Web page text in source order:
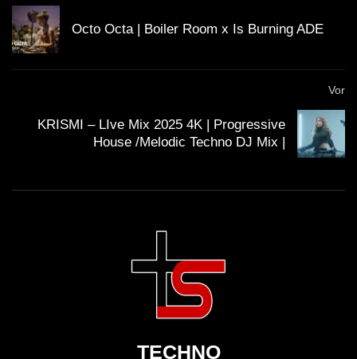
Octo Octa | Boiler Room x Is Burning ADE
Vor
KRISMI – LIve Mix 2025 4K | Progressive
House /Melodic Techno DJ Mix |
TECHNO